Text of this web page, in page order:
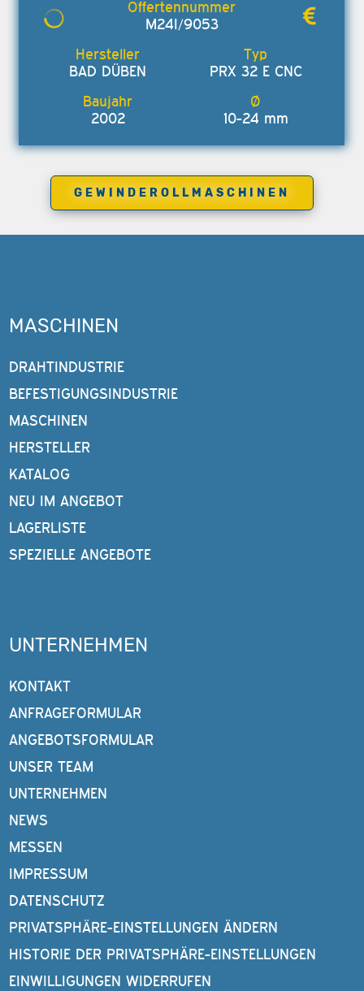
M24I/9053
BAD DÜBEN PRX 32 E CNC
2002 10-24 mm
GEWINDEROLLMASCHINEN
MASCHINEN
DRAHTINDUSTRIE
BEFESTIGUNGSINDUSTRIE
MASCHINEN
HERSTELLER
KATALOG
NEU IM ANGEBOT
LAGERLISTE
SPEZIELLE ANGEBOTE
UNTERNEHMEN
KONTAKT
ANFRAGEFORMULAR
ANGEBOTSFORMULAR
UNSER TEAM
UNTERNEHMEN
NEWS
MESSEN
IMPRESSUM
DATENSCHUTZ
PRIVATSPHÄRE-EINSTELLUNGEN ÄNDERN
HISTORIE DER PRIVATSPHÄRE-EINSTELLUNGEN
EINWILLIGUNGEN WIDERRUFEN